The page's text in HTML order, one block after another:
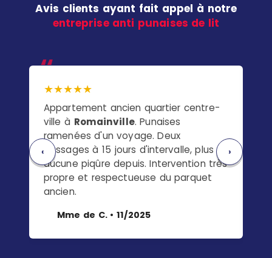
Avis clients ayant fait appel à notre
entreprise anti punaises de lit
★★★★★
Appartement ancien quartier centre-
ville à Romainville. Punaises
ramenées d'un voyage. Deux
passages à 15 jours d'intervalle, plus
aucune piqûre depuis. Intervention très
propre et respectueuse du parquet
ancien.
Mme de C. • 11/2025
‹ ›